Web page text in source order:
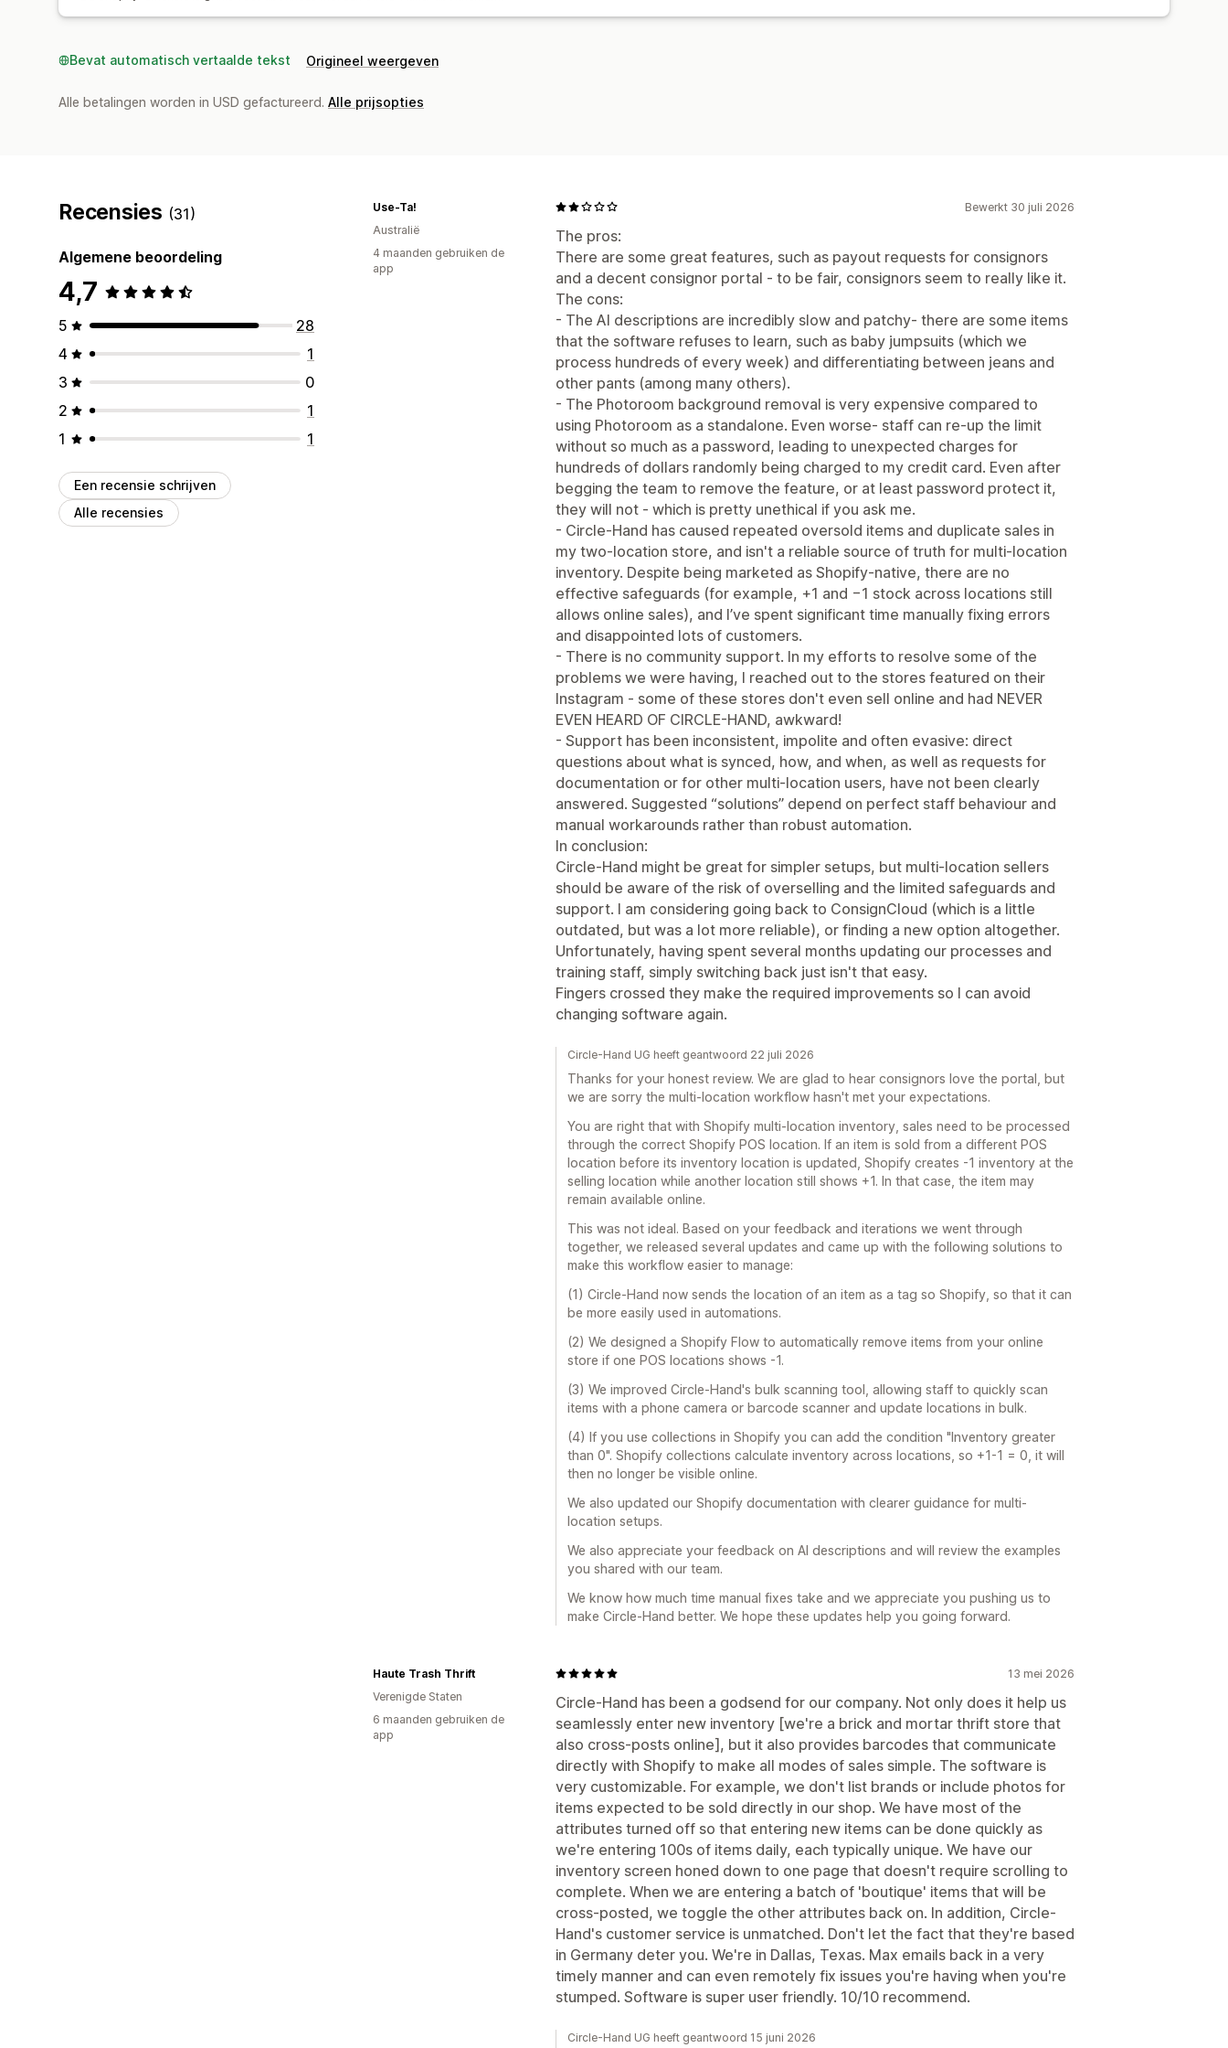
Bevat automatisch vertaalde tekst Origineel weergeven
Alle betalingen worden in USD gefactureerd. Alle prijsopties
Recensies (31)
Algemene beoordeling
4,7
5
28
4
1
3
0
2
1
1
1
Een recensie schrijven
Alle recensies
Bewerkt 30 juli 2026
The pros:
There are some great features, such as payout requests for consignors
and a decent consignor portal - to be fair, consignors seem to really like it.
The cons:
- The AI descriptions are incredibly slow and patchy- there are some items
that the software refuses to learn, such as baby jumpsuits (which we
process hundreds of every week) and differentiating between jeans and
other pants (among many others).
- The Photoroom background removal is very expensive compared to
using Photoroom as a standalone. Even worse- staff can re-up the limit
without so much as a password, leading to unexpected charges for
hundreds of dollars randomly being charged to my credit card. Even after
begging the team to remove the feature, or at least password protect it,
they will not - which is pretty unethical if you ask me.
- Circle‑Hand has caused repeated oversold items and duplicate sales in
my two‑location store, and isn't a reliable source of truth for multi‑location
inventory. Despite being marketed as Shopify‑native, there are no
effective safeguards (for example, +1 and −1 stock across locations still
allows online sales), and I’ve spent significant time manually fixing errors
and disappointed lots of customers.
- There is no community support. In my efforts to resolve some of the
problems we were having, I reached out to the stores featured on their
Instagram - some of these stores don't even sell online and had NEVER
EVEN HEARD OF CIRCLE-HAND, awkward!
- Support has been inconsistent, impolite and often evasive: direct
questions about what is synced, how, and when, as well as requests for
documentation or for other multi‑location users, have not been clearly
answered. Suggested “solutions” depend on perfect staff behaviour and
manual workarounds rather than robust automation.
In conclusion:
Circle‑Hand might be great for simpler setups, but multi‑location sellers
should be aware of the risk of overselling and the limited safeguards and
support. I am considering going back to ConsignCloud (which is a little
outdated, but was a lot more reliable), or finding a new option altogether.
Unfortunately, having spent several months updating our processes and
training staff, simply switching back just isn't that easy.
Fingers crossed they make the required improvements so I can avoid
changing software again.
Use-Ta!
Australië
4 maanden gebruiken de
app
Circle-Hand UG heeft geantwoord 22 juli 2026
Thanks for your honest review. We are glad to hear consignors love the portal, but
we are sorry the multi-location workflow hasn't met your expectations.
You are right that with Shopify multi-location inventory, sales need to be processed
through the correct Shopify POS location. If an item is sold from a different POS
location before its inventory location is updated, Shopify creates -1 inventory at the
selling location while another location still shows +1. In that case, the item may
remain available online.
This was not ideal. Based on your feedback and iterations we went through
together, we released several updates and came up with the following solutions to
make this workflow easier to manage:
(1) Circle-Hand now sends the location of an item as a tag so Shopify, so that it can
be more easily used in automations.
(2) We designed a Shopify Flow to automatically remove items from your online
store if one POS locations shows -1.
(3) We improved Circle-Hand's bulk scanning tool, allowing staff to quickly scan
items with a phone camera or barcode scanner and update locations in bulk.
(4) If you use collections in Shopify you can add the condition "Inventory greater
than 0". Shopify collections calculate inventory across locations, so +1-1 = 0, it will
then no longer be visible online.
We also updated our Shopify documentation with clearer guidance for multi-
location setups.
We also appreciate your feedback on AI descriptions and will review the examples
you shared with our team.
We know how much time manual fixes take and we appreciate you pushing us to
make Circle-Hand better. We hope these updates help you going forward.
13 mei 2026
Circle-Hand has been a godsend for our company. Not only does it help us
seamlessly enter new inventory [we're a brick and mortar thrift store that
also cross-posts online], but it also provides barcodes that communicate
directly with Shopify to make all modes of sales simple. The software is
very customizable. For example, we don't list brands or include photos for
items expected to be sold directly in our shop. We have most of the
attributes turned off so that entering new items can be done quickly as
we're entering 100s of items daily, each typically unique. We have our
inventory screen honed down to one page that doesn't require scrolling to
complete. When we are entering a batch of 'boutique' items that will be
cross-posted, we toggle the other attributes back on. In addition, Circle-
Hand's customer service is unmatched. Don't let the fact that they're based
in Germany deter you. We're in Dallas, Texas. Max emails back in a very
timely manner and can even remotely fix issues you're having when you're
stumped. Software is super user friendly. 10/10 recommend.
Haute Trash Thrift
Verenigde Staten
6 maanden gebruiken de
app
Circle-Hand UG heeft geantwoord 15 juni 2026